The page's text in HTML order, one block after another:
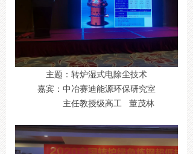
主题：转炉湿式电除尘技术
嘉宾：中冶赛迪能源环保研究室
主任教授级高工 董茂林